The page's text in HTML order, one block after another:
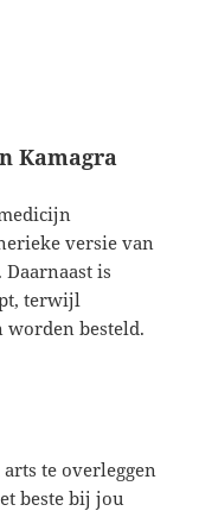
Kamagra
versie van
is
terwijl
worden besteld.
te overleggen
beste bij jou